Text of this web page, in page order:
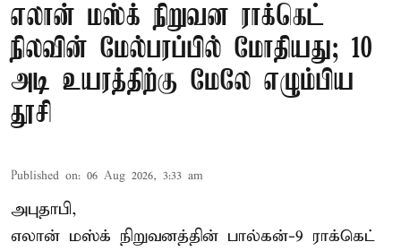
எலான் மஸ்க் நிறுவன ராக்கெட்
நிலவின் மேல்பரப்பில் மோதியது; 10
அடி உயரத்திற்கு மேலே எழும்பிய
தூசி
Published on: 06 Aug 2026, 3:33 am
அபுதாபி,
எலான் மஸ்க் நிறுவனத்தின் பால்கன்-9 ராக்கெட்